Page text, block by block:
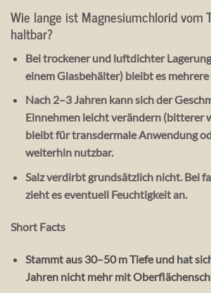
Wie lange ist Magnesiumchlorid vom
haltbar?
Beitrockener und luftdichter Lagerung
einem Glasbehälter) bleibt es mehrere
Nach 2–3 Jahrenkann sich der
Einnehmen leicht verändern (bitterer
bleibt fürtransdermale Anwendung
weiterhin nutzbar.
Salzverdirbt grundsätzlich nicht.Bei
zieht es eventuell Feuchtigkeit an.
Short Facts
Stammt aus 30–50 m Tiefeund hat
Jahrennicht mehr mit